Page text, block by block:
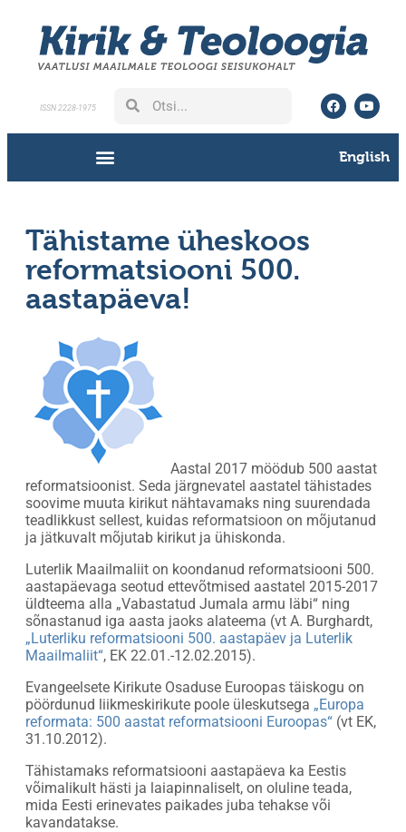
ISSN 2228-1975
English
Tähistame üheskoos
reformatsiooni 500.
aastapäeva!
Aastal 2017 möödub 500 aastat
reformatsioonist. Seda järgnevatel aastatel tähistades
soovime muuta kirikut nähtavamaks ning suurendada
teadlikkust sellest, kuidas reformatsioon on mõjutanud
ja jätkuvalt mõjutab kirikut ja ühiskonda.
Luterlik Maailmaliit on koondanud reformatsiooni 500.
aastapäevaga seotud ettevõtmised aastatel 2015-2017
üldteema alla „Vabastatud Jumala armu läbi“ ning
sõnastanud iga aasta jaoks alateema (vt A. Burghardt,
„Luterliku reformatsiooni 500. aastapäev ja Luterlik
Maailmaliit“, EK 22.01.-12.02.2015).
Evangeelsete Kirikute Osaduse Euroopas täiskogu on
pöördunud liikmeskirikute poole üleskutsega „Europa
reformata: 500 aastat reformatsiooni Euroopas“ (vt EK,
31.10.2012).
Tähistamaks reformatsiooni aastapäeva ka Eestis
võimalikult hästi ja laiapinnaliselt, on oluline teada,
mida Eesti erinevates paikades juba tehakse või
kavandatakse.